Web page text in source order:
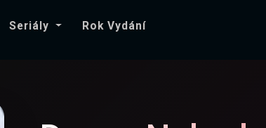
Seriály Rok Vydání